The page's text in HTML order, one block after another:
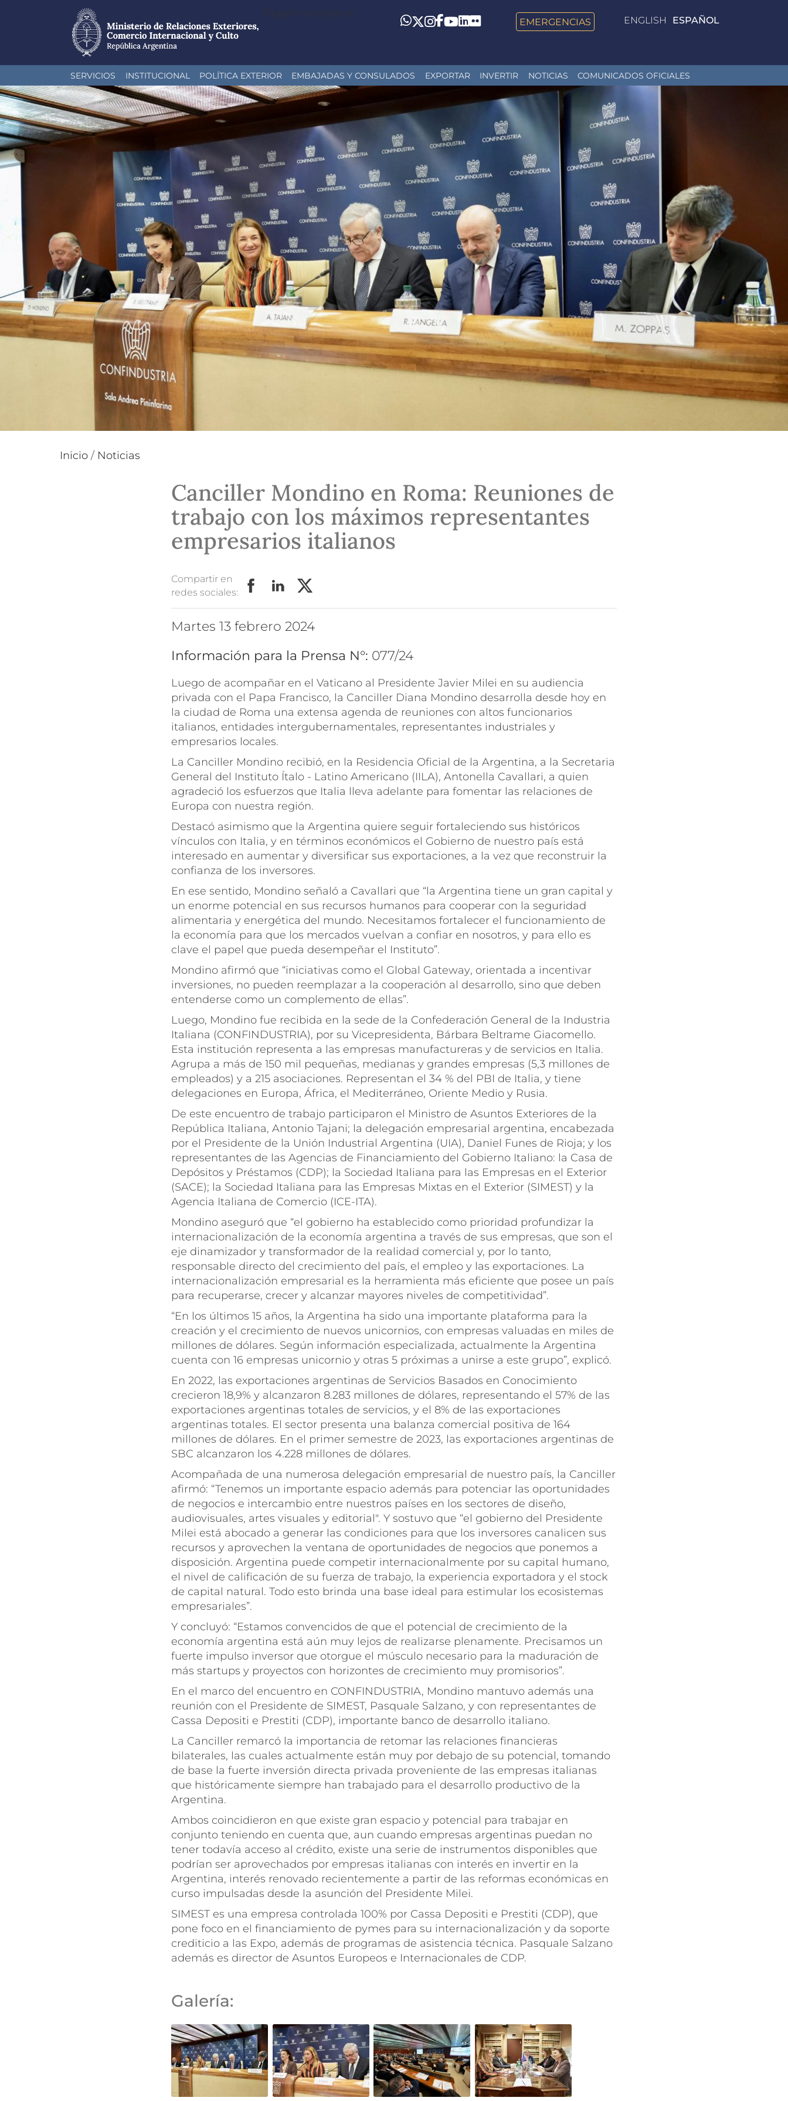
al
contenido
principal
Toggle navigation
ENGLISH ESPAÑOL
Whatsapp
Twitter
Instagram
Facebook
YouTube
LinkedIn
Flickr EMERGENCIAS
SERVICIOS INSTITUCIONAL POLÍTICA EXTERIOR EMBAJADAS Y CONSULADOS EXPORTAR INVERTIR NOTICIAS COMUNICADOS OFICIALES
Inicio / Noticias
Canciller Mondino en Roma: Reuniones de
trabajo con los máximos representantes
empresarios italianos
Compartir en
redes sociales:
martes 13 febrero 2024
Información para la Prensa N°: 077/24
Luego de acompañar en el Vaticano al Presidente Javier Milei en su audiencia
privada con el Papa Francisco, la Canciller Diana Mondino desarrolla desde hoy en
la ciudad de Roma una extensa agenda de reuniones con altos funcionarios
italianos, entidades intergubernamentales, representantes industriales y
empresarios locales.
La Canciller Mondino recibió, en la Residencia Oficial de la Argentina, a la Secretaria
General del Instituto Ítalo - Latino Americano (IILA), Antonella Cavallari, a quien
agradeció los esfuerzos que Italia lleva adelante para fomentar las relaciones de
Europa con nuestra región.
Destacó asimismo que la Argentina quiere seguir fortaleciendo sus históricos
vínculos con Italia, y en términos económicos el Gobierno de nuestro país está
interesado en aumentar y diversificar sus exportaciones, a la vez que reconstruir la
confianza de los inversores.
En ese sentido, Mondino señaló a Cavallari que “la Argentina tiene un gran capital y
un enorme potencial en sus recursos humanos para cooperar con la seguridad
alimentaria y energética del mundo. Necesitamos fortalecer el funcionamiento de
la economía para que los mercados vuelvan a confiar en nosotros, y para ello es
clave el papel que pueda desempeñar el Instituto”.
Mondino afirmó que “iniciativas como el Global Gateway, orientada a incentivar
inversiones, no pueden reemplazar a la cooperación al desarrollo, sino que deben
entenderse como un complemento de ellas”.
Luego, Mondino fue recibida en la sede de la Confederación General de la Industria
Italiana (CONFINDUSTRIA), por su Vicepresidenta, Bárbara Beltrame Giacomello.
Esta institución representa a las empresas manufactureras y de servicios en Italia.
Agrupa a más de 150 mil pequeñas, medianas y grandes empresas (5,3 millones de
empleados) y a 215 asociaciones. Representan el 34 % del PBI de Italia, y tiene
delegaciones en Europa, África, el Mediterráneo, Oriente Medio y Rusia.
De este encuentro de trabajo participaron el Ministro de Asuntos Exteriores de la
República Italiana, Antonio Tajani; la delegación empresarial argentina, encabezada
por el Presidente de la Unión Industrial Argentina (UIA), Daniel Funes de Rioja; y los
representantes de las Agencias de Financiamiento del Gobierno Italiano: la Casa de
Depósitos y Préstamos (CDP); la Sociedad Italiana para las Empresas en el Exterior
(SACE); la Sociedad Italiana para las Empresas Mixtas en el Exterior (SIMEST) y la
Agencia Italiana de Comercio (ICE-ITA).
Mondino aseguró que “el gobierno ha establecido como prioridad profundizar la
internacionalización de la economía argentina a través de sus empresas, que son el
eje dinamizador y transformador de la realidad comercial y, por lo tanto,
responsable directo del crecimiento del país, el empleo y las exportaciones. La
internacionalización empresarial es la herramienta más eficiente que posee un país
para recuperarse, crecer y alcanzar mayores niveles de competitividad”.
“En los últimos 15 años, la Argentina ha sido una importante plataforma para la
creación y el crecimiento de nuevos unicornios, con empresas valuadas en miles de
millones de dólares. Según información especializada, actualmente la Argentina
cuenta con 16 empresas unicornio y otras 5 próximas a unirse a este grupo”, explicó.
En 2022, las exportaciones argentinas de Servicios Basados en Conocimiento
crecieron 18,9% y alcanzaron 8.283 millones de dólares, representando el 57% de las
exportaciones argentinas totales de servicios, y el 8% de las exportaciones
argentinas totales. El sector presenta una balanza comercial positiva de 164
millones de dólares. En el primer semestre de 2023, las exportaciones argentinas de
SBC alcanzaron los 4.228 millones de dólares.
Acompañada de una numerosa delegación empresarial de nuestro país, la Canciller
afirmó: “Tenemos un importante espacio además para potenciar las oportunidades
de negocios e intercambio entre nuestros países en los sectores de diseño,
audiovisuales, artes visuales y editorial". Y sostuvo que “el gobierno del Presidente
Milei está abocado a generar las condiciones para que los inversores canalicen sus
recursos y aprovechen la ventana de oportunidades de negocios que ponemos a
disposición. Argentina puede competir internacionalmente por su capital humano,
el nivel de calificación de su fuerza de trabajo, la experiencia exportadora y el stock
de capital natural. Todo esto brinda una base ideal para estimular los ecosistemas
empresariales”.
Y concluyó: “Estamos convencidos de que el potencial de crecimiento de la
economía argentina está aún muy lejos de realizarse plenamente. Precisamos un
fuerte impulso inversor que otorgue el músculo necesario para la maduración de
más startups y proyectos con horizontes de crecimiento muy promisorios”.
En el marco del encuentro en CONFINDUSTRIA, Mondino mantuvo además una
reunión con el Presidente de SIMEST, Pasquale Salzano, y con representantes de
Cassa Depositi e Prestiti (CDP), importante banco de desarrollo italiano.
La Canciller remarcó la importancia de retomar las relaciones financieras
bilaterales, las cuales actualmente están muy por debajo de su potencial, tomando
de base la fuerte inversión directa privada proveniente de las empresas italianas
que históricamente siempre han trabajado para el desarrollo productivo de la
Argentina.
Ambos coincidieron en que existe gran espacio y potencial para trabajar en
conjunto teniendo en cuenta que, aun cuando empresas argentinas puedan no
tener todavía acceso al crédito, existe una serie de instrumentos disponibles que
podrían ser aprovechados por empresas italianas con interés en invertir en la
Argentina, interés renovado recientemente a partir de las reformas económicas en
curso impulsadas desde la asunción del Presidente Milei.
SIMEST es una empresa controlada 100% por Cassa Depositi e Prestiti (CDP), que
pone foco en el financiamiento de pymes para su internacionalización y da soporte
crediticio a las Expo, además de programas de asistencia técnica. Pasquale Salzano
además es director de Asuntos Europeos e Internacionales de CDP.
Galería: